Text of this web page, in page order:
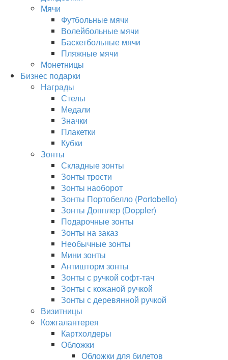
Мячи
Футбольные мячи
Волейбольные мячи
Баскетбольные мячи
Пляжные мячи
Монетницы
Бизнес подарки
Награды
Стелы
Медали
Значки
Плакетки
Кубки
Зонты
Складные зонты
Зонты трости
Зонты наоборот
Зонты Портобелло (Portobello)
Зонты Допплер (Doppler)
Подарочные зонты
Зонты на заказ
Необычные зонты
Мини зонты
Антишторм зонты
Зонты с ручкой софт-тач
Зонты с кожаной ручкой
Зонты с деревянной ручкой
Визитницы
Кожгалантерея
Картхолдеры
Обложки
Обложки для билетов